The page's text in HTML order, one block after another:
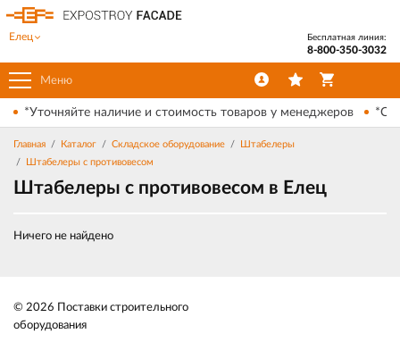
Меню
Елец Бесплатная линия:
8-800-350-3032
*Уточняйте наличие и стоимость товаров у менеджеров
Главная Каталог Складское оборудование
Штабелеры
Штабелеры с противовесом
Штабелеры с противовесом в Елец
Ничего не найдено
© 2026 Поставки строительного
оборудования